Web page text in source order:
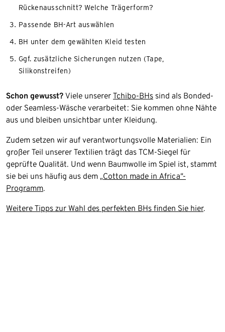
Rückenausschnitt? Welche Trägerform?
Passende BH-Art auswählen
BH unter dem gewählten Kleid testen
Ggf. zusätzliche Sicherungen nutzen (Tape,
Silikonstreifen)
Schon gewusst? Viele unserer Tchibo-BHs sind als Bonded-
oder Seamless-Wäsche verarbeitet: Sie kommen ohne Nähte
aus und bleiben unsichtbar unter Kleidung.
Zudem setzen wir auf verantwortungsvolle Materialien: Ein
großer Teil unserer Textilien trägt das TCM-Siegel für
geprüfte Qualität. Und wenn Baumwolle im Spiel ist, stammt
sie bei uns häufig aus dem „Cotton made in Africa“-
Programm.
Weitere Tipps zur Wahl des perfekten BHs finden Sie hier.